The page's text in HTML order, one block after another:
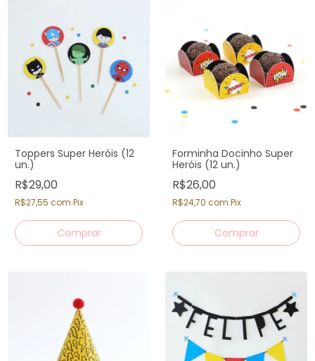
Toppers Super Heróis (12
un.)
R$29,00
R$27,55 com Pix
Forminha Docinho Super
Heróis (12 un.)
R$26,00
R$24,70 com Pix